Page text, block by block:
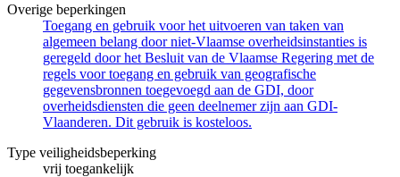
Overige beperkingen
Toegang en gebruik voor het uitvoeren van taken van
algemeen belang door niet-Vlaamse overheidsinstanties is
geregeld door het Besluit van de Vlaamse Regering met de
regels voor toegang en gebruik van geografische
gegevensbronnen toegevoegd aan de GDI, door
overheidsdiensten die geen deelnemer zijn aan GDI-
Vlaanderen. Dit gebruik is kosteloos.
Type veiligheidsbeperking
vrij toegankelijk